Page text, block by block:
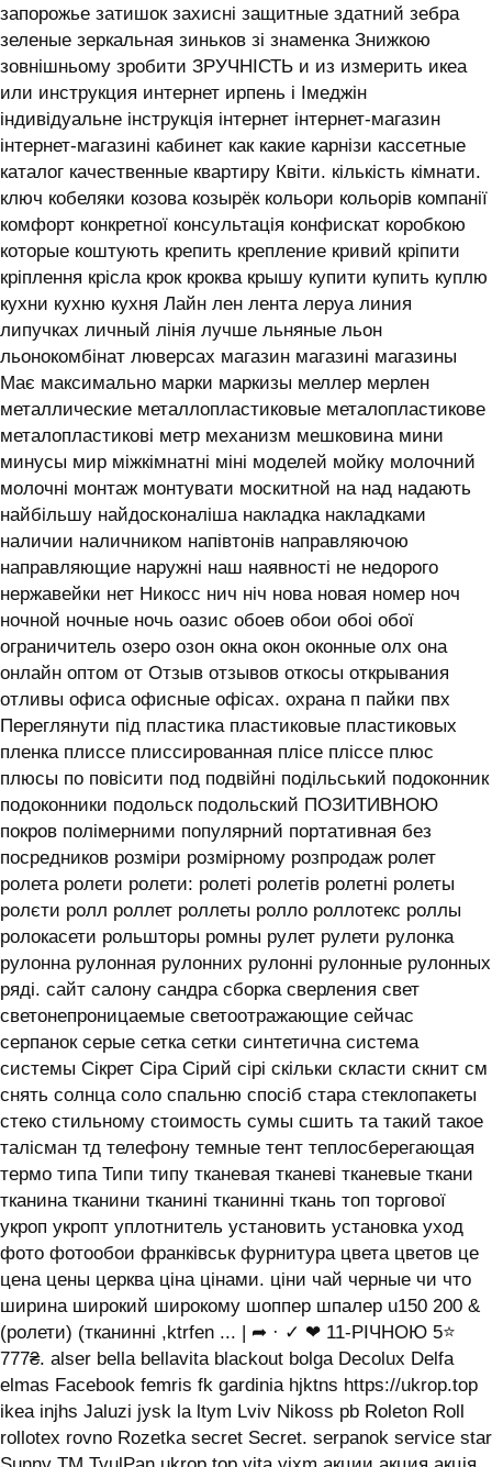
запорожье затишок захисні защитные здатний зебра
зеленые зеркальная зиньков зі знаменка Знижкою
зовнішньому зробити ЗРУЧНІСТЬ и из измерить икеа
или инструкция интернет ирпень і ‎Імеджін
індивідуальне інструкція інтернет інтернет-магазин
інтернет-магазині кабинет как какие карнізи кассетные
каталог качественные квартиру Квіти. кількість кімнати.
ключ кобеляки козова козырёк кольори кольорів компанії
комфорт конкретної консультація конфискат коробкою
которые коштують крепить крепление кривий кріпити
кріплення крісла крок кроква крышу купити купить куплю
кухни кухню кухня ‎Лайн лен лента леруа линия
липучках личный лінія лучше льняные льон
льонокомбінат люверсах магазин магазині магазины
Має максимально марки маркизы меллер мерлен
металлические металлопластиковые металопластикове
металопластикові метр механизм мешковина мини
минусы мир міжкімнатні міні моделей мойку молочний
молочні монтаж монтувати москитной на над надають
найбільшу найдосконаліша накладка накладками
наличии наличником напівтонів направляючою
направляющие наружні наш наявності не недорого
нержавейки нет Никосс нич ніч нова новая номер ноч
ночной ночные ночь оазис обоев обои обоі обої
ограничитель озеро озон окна окон оконные олх она
онлайн оптом от Отзыв отзывов откосы открывания
отливы офиса офисные офісах. охрана п пайки пвх
Переглянути під пластика пластиковые пластиковых
пленка плиссе плиссированная плісе пліссе плюс
плюсы по повісити под подвійні подільський подоконник
подоконники подольск подольский ПОЗИТИВНОЮ
покров полімерними популярний портативная без
посредников розміри розмірному розпродаж ролет
ролета ролети ролети: ролеті ролетів ролетні ролеты
ролєти ролл роллет роллеты ролло роллотекс роллы
ролокасети рольшторы ромны рулет рулети рулонка
рулонна рулонная рулонних рулонні рулонные рулонных
ряді. сайт салону сандра сборка сверления свет
светонепроницаемые светоотражающие сейчас
серпанок серые сетка сетки синтетична система
системы ‎Сікрет Сіра Сірий сірі скільки скласти скнит см
снять солнца соло спальню спосіб стара стеклопакеты
стеко стильному стоимость сумы сшить та такий такое
талісман тд телефону темные тент теплосберегающая
термо типа Типи типу тканевая тканеві тканевые ткани
тканина тканини тканині тканинні ткань топ торгової
укроп укропт уплотнитель установить установка уход
фото фотообои франківськ фурнитура цвета цветов це
цена цены церква ціна цінами. ціни чай черные чи что
ширина широкий широкому шоппер шпалер u150 200 &
(ролети) (тканинні ,ktrfen ... | ➦ · ✓ ❤ 11-РІЧНОЮ 5⭐
777₴. alser bella bellavita blackout bolga Decolux Delfa
elmas Facebook femris fk gardinia hjktns https://ukrop.top
ikea injhs Jaluzi jysk la ltym Lviv Nikoss pb Roleton Roll
rollotex rovno Rozetka secret Secret. serpanok service star